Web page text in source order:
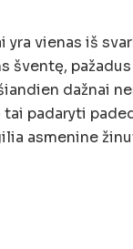
yra vienas iš
šventę,
dažnai
padaryti
asmenine